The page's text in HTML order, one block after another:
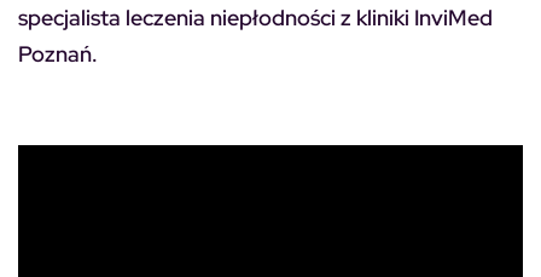
specjalista leczenia niepłodności z kliniki InviMed
Poznań.